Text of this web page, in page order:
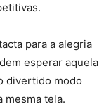
para a alegria
esperar aquela
divertido modo
mesma tela.